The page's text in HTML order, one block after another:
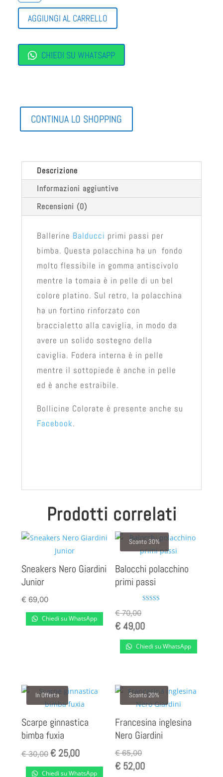
QUANTITÀ
AGGIUNGI AL CARRELLO
CHIEDI SU WHATSAPP
CONTINUA LO SHOPPING
Descrizione
Informazioni aggiuntive
Recensioni (0)
Ballerine Balducci primi passi per
bimba. Questa polacchina ha un fondo
molto flessibile in gomma antiscivolo
mentre la tomaia è in pelle di un bel
colore platino. Sul retro, la polacchina
ha un fortino rinforzato con
braccialetto alla caviglia, in modo da
avere un solido sostegno della
caviglia. Fodera interna è in pelle
mentre il sottopiede è anche in pelle
ed è anche estraibile.
Bollicine Colorate è presente anche su
Facebook.
Prodotti correlati
Sneakers Nero Giardini
Junior
€ 69,00
Chiedi su WhatsApp
Sconto 30%
Balocchi polacchino
primi passi
€70,00
€49,00
Chiedi su WhatsApp
In Offerta
Scarpe ginnastica
bimba fuxia
€30,00 Il
prezzo
€25,00Il
prezzo
Chiedi su WhatsApp
Sconto 20%
Francesina inglesina
Nero Giardini
€65,00
€ 52,00